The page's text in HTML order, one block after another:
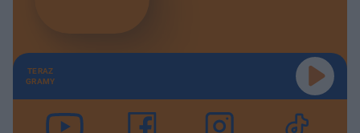
TERAZ
GRAMY